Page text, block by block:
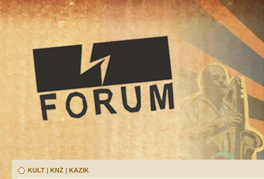
KULT | KNŻ | KAZIK